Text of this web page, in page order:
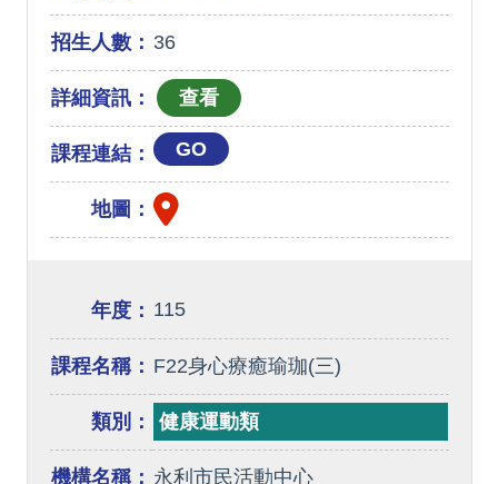
招生人數： 36
詳細資訊：
課程連結： GO
地圖：
年度： 115
課程名稱： F22身心療癒瑜珈(三)
類別： 健康運動類
機構名稱： 永利市民活動中心